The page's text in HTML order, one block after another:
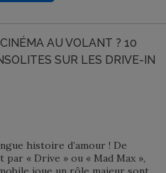
AU VOLANT ? 10
SUR LES DRIVE-IN
histoire d’amour ! De
par « Drive » ou « Mad Max »,